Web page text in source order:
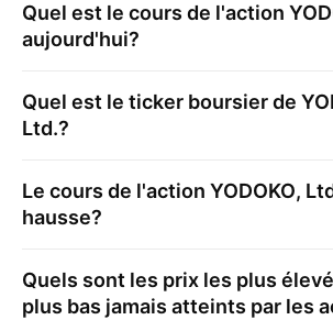
Quel est le cours de l'action
aujourd'hui?
Quel est le ticker boursier de
Ltd.?
Le cours de l'action YODOKO,
hausse?
Quels sont les prix les plus
plus bas jamais atteints par les